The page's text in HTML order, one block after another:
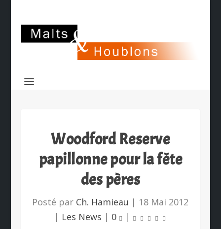
Woodford Reserve
papillonne pour la fête
des pères
Posté par Ch. Hamieau | 18 Mai 2012
| Les News | 0 |